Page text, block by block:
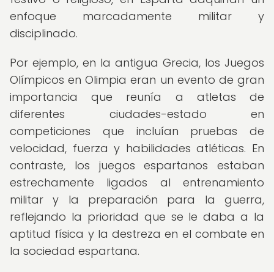
enfoque marcadamente militar y
disciplinado.
Por ejemplo, en la antigua Grecia, los Juegos
Olímpicos en Olimpia eran un evento de gran
importancia que reunía a atletas de
diferentes ciudades-estado en
competiciones que incluían pruebas de
velocidad, fuerza y habilidades atléticas. En
contraste, los juegos espartanos estaban
estrechamente ligados al entrenamiento
militar y la preparación para la guerra,
reflejando la prioridad que se le daba a la
aptitud física y la destreza en el combate en
la sociedad espartana.